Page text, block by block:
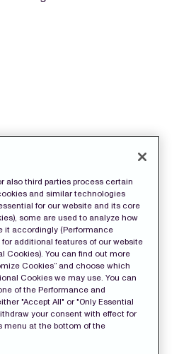
also third parties process certain
and similar technologies
for our website and its core
some are used to analyze how
it accordingly (Performance
additional features of our website
Cookies). You can find out more
Cookies” and choose which
Cookies we may use. You can
of the Performance and
"Accept All" or "Only Essential
your consent with effect for
menu at the bottom of the